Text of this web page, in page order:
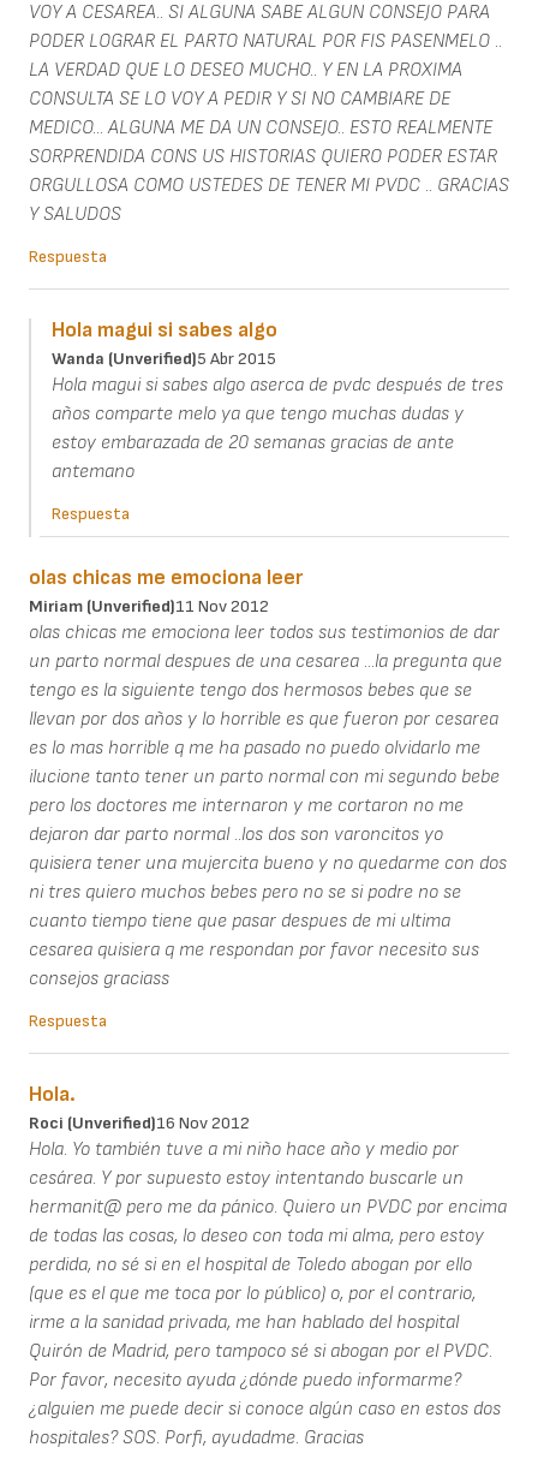
VOY A CESAREA.. SI ALGUNA SABE ALGUN CONSEJO PARA
PODER LOGRAR EL PARTO NATURAL POR FIS PASENMELO ..
LA VERDAD QUE LO DESEO MUCHO.. Y EN LA PROXIMA
CONSULTA SE LO VOY A PEDIR Y SI NO CAMBIARE DE
MEDICO... ALGUNA ME DA UN CONSEJO.. ESTO REALMENTE
SORPRENDIDA CONS US HISTORIAS QUIERO PODER ESTAR
ORGULLOSA COMO USTEDES DE TENER MI PVDC .. GRACIAS
Y SALUDOS
Respuesta
Hola magui si sabes algo
Wanda (unverified)5 Abr 2015
Hola magui si sabes algo aserca de pvdc después de tres
años comparte melo ya que tengo muchas dudas y
estoy embarazada de 20 semanas gracias de ante
antemano
Respuesta
olas chicas me emociona leer
Miriam (unverified)11 Nov 2012
olas chicas me emociona leer todos sus testimonios de dar
un parto normal despues de una cesarea ...la pregunta que
tengo es la siguiente tengo dos hermosos bebes que se
llevan por dos años y lo horrible es que fueron por cesarea
es lo mas horrible q me ha pasado no puedo olvidarlo me
ilucione tanto tener un parto normal con mi segundo bebe
pero los doctores me internaron y me cortaron no me
dejaron dar parto normal ..los dos son varoncitos yo
quisiera tener una mujercita bueno y no quedarme con dos
ni tres quiero muchos bebes pero no se si podre no se
cuanto tiempo tiene que pasar despues de mi ultima
cesarea quisiera q me respondan por favor necesito sus
consejos graciass
Respuesta
Hola.
Roci (unverified)16 Nov 2012
Hola. Yo también tuve a mi niño hace año y medio por
cesárea. Y por supuesto estoy intentando buscarle un
hermanit@ pero me da pánico. Quiero un PVDC por encima
de todas las cosas, lo deseo con toda mi alma, pero estoy
perdida, no sé si en el hospital de Toledo abogan por ello
(que es el que me toca por lo público) o, por el contrario,
irme a la sanidad privada, me han hablado del hospital
Quirón de Madrid, pero tampoco sé si abogan por el PVDC.
Por favor, necesito ayuda ¿dónde puedo informarme?
¿alguien me puede decir si conoce algún caso en estos dos
hospitales? SOS. Porfi, ayudadme. Gracias